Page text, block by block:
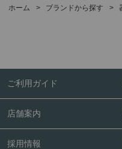
ホーム
> ブランドから探す >
ご利用ガイド
店舗案内
採用情報